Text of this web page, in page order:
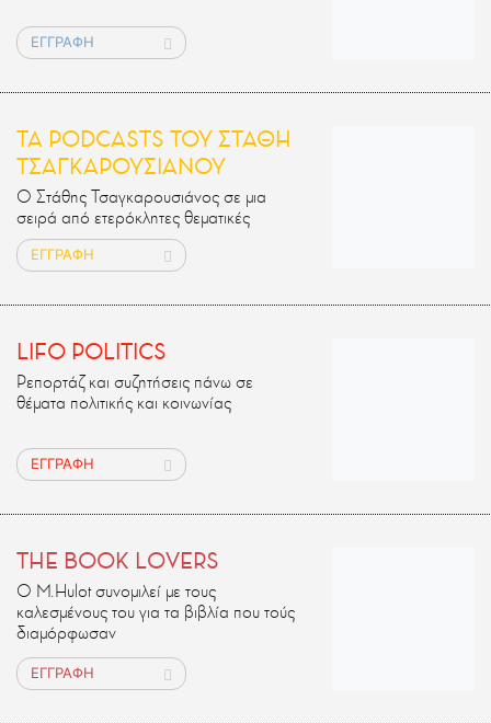
ΕΓΓΡΑΦΗ
ΤΑ PODCASTS ΤΟΥ ΣΤΑΘΗ
ΤΣΑΓΚΑΡΟΥΣΙΑΝΟΥ
Ο Στάθης Τσαγκαρουσιάνος σε μια
σειρά από ετερόκλητες θεματικές
ΕΓΓΡΑΦΗ
LIFO POLITICS
Ρεπορτάζ και συζητήσεις πάνω σε
θέματα πολιτικής και κοινωνίας
ΕΓΓΡΑΦΗ
THE BOOK LOVERS
Ο M.Ηulot συνομιλεί με τους
καλεσμένους του για τα βιβλία που τούς
διαμόρφωσαν
ΕΓΓΡΑΦΗ